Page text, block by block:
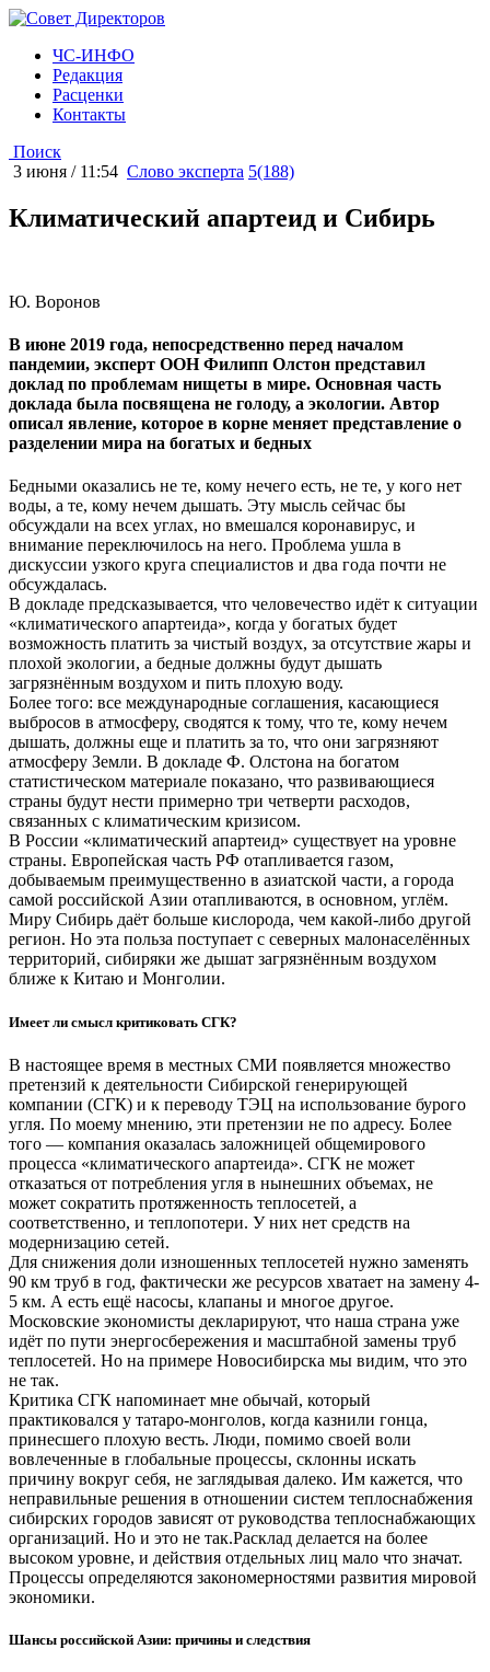
ЧС-ИНФО
Редакция
Расценки
Контакты
Поиск
3 июня / 11:54 Слово эксперта 5(188)
Климатический апартеид и Сибирь
Ю. Воронов
В июне 2019 года, непосредственно перед началом
пандемии, эксперт ООН Филипп Олстон представил
доклад по проблемам нищеты в мире. Основная часть
доклада была посвящена не голоду, а экологии. Автор
описал явление, которое в корне меняет представление о
разделении мира на богатых и бедных
Бедными оказались не те, кому нечего есть, не те, у кого нет
воды, а те, кому нечем дышать. Эту мысль сейчас бы
обсуждали на всех углах, но вмешался коронавирус, и
внимание переключилось на него. Проблема ушла в
дискуссии узкого круга специалистов и два года почти не
обсуждалась.
В докладе предсказывается, что человечество идёт к ситуации
«климатического апартеида», когда у богатых будет
возможность платить за чистый воздух, за отсутствие жары и
плохой экологии, а бедные должны будут дышать
загрязнённым воздухом и пить плохую воду.
Более того: все международные соглашения, касающиеся
выбросов в атмосферу, сводятся к тому, что те, кому нечем
дышать, должны еще и платить за то, что они загрязняют
атмосферу Земли. В докладе Ф. Олстона на богатом
статистическом материале показано, что развивающиеся
страны будут нести примерно три четверти расходов,
связанных с климатическим кризисом.
В России «климатический апартеид» существует на уровне
страны. Европейская часть РФ отапливается газом,
добываемым преимущественно в азиатской части, а города
самой российской Азии отапливаются, в основном, углём.
Миру Сибирь даёт больше кислорода, чем какой-либо другой
регион. Но эта польза поступает с северных малонаселённых
территорий, сибиряки же дышат загрязнённым воздухом
ближе к Китаю и Монголии.
Имеет ли смысл критиковать СГК?
В настоящее время в местных СМИ появляется множество
претензий к деятельности Сибирской генерирующей
компании (СГК) и к переводу ТЭЦ на использование бурого
угля. По моему мнению, эти претензии не по адресу. Более
того — компания оказалась заложницей общемирового
процесса «климатического апартеида». СГК не может
отказаться от потребления угля в нынешних объемах, не
может сократить протяженность теплосетей, а
соответственно, и теплопотери. У них нет средств на
модернизацию сетей.
Для снижения доли изношенных теплосетей нужно заменять
90 км труб в год, фактически же ресурсов хватает на замену 4-
5 км. А есть ещё насосы, клапаны и многое другое.
Московские экономисты декларируют, что наша страна уже
идёт по пути энергосбережения и масштабной замены труб
теплосетей. Но на примере Новосибирска мы видим, что это
не так.
Критика СГК напоминает мне обычай, который
практиковался у татаро-монголов, когда казнили гонца,
принесшего плохую весть. Люди, помимо своей воли
вовлеченные в глобальные процессы, склонны искать
причину вокруг себя, не заглядывая далеко. Им кажется, что
неправильные решения в отношении систем теплоснабжения
сибирских городов зависят от руководства теплоснабжающих
организаций. Но и это не так.Расклад делается на более
высоком уровне, и действия отдельных лиц мало что значат.
Процессы определяются закономерностями развития мировой
экономики.
Шансы российской Азии: причины и следствия